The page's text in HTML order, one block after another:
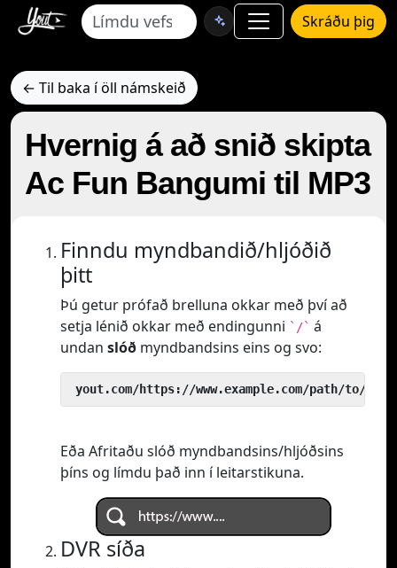
Skráðu þig
← Til baka í öll námskeið
Hvernig á að snið skipta
Ac Fun Bangumi til MP3
Finndu myndbandið/hljóðið
þitt
Þú getur prófað brelluna okkar með því að
setja lénið okkar með endingunni `/` á
undan slóð myndbandsins eins og svo:
yout.com/https://www.example.com/path/to/
Eða Afritaðu slóð myndbandsins/hljóðsins
þíns og límdu það inn í leitarstikuna.
DVR síða